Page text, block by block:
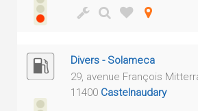
Divers - Solameca
29, avenue François
11400 Castelnaudary